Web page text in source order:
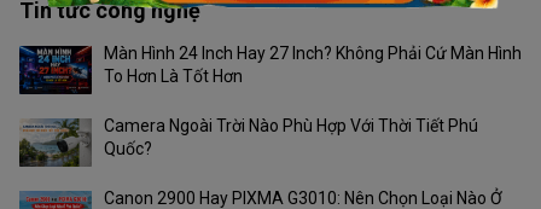
Tin tức công nghệ
Màn Hình 24 Inch Hay 27 Inch? Không Phải Cứ Màn Hình
To Hơn Là Tốt Hơn
Camera Ngoài Trời Nào Phù Hợp Với Thời Tiết Phú
Quốc?
Canon 2900 Hay PIXMA G3010: Nên Chọn Loại Nào Ở